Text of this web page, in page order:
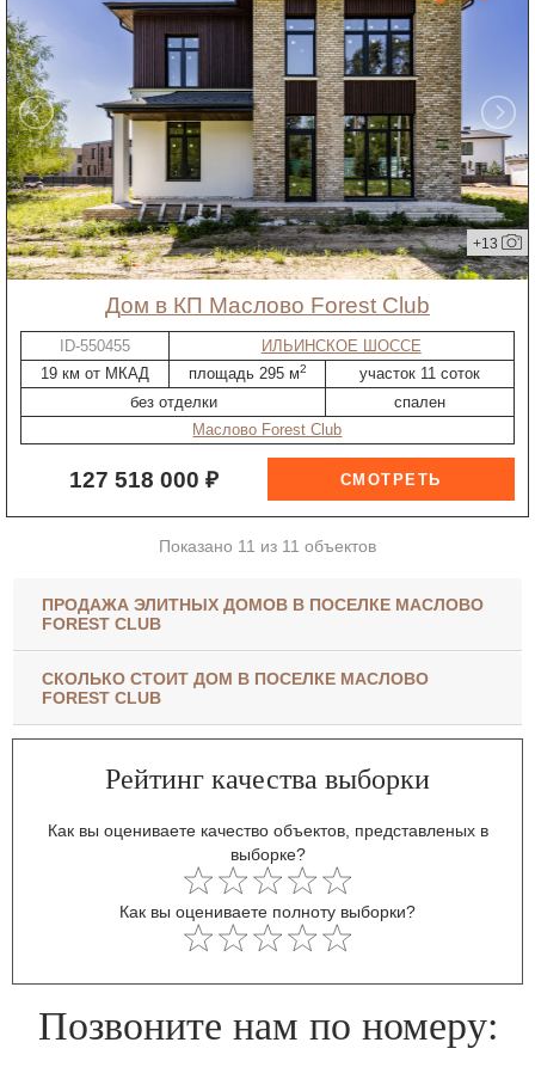
+13
дом в КП Маслово Forest Club
ID-550455
ИЛЬИНСКОЕ ШОССЕ
19 км от МКАД
площадь 295 м2
участок 11 соток
без отделки
спален
Маслово Forest Club
127 518 000 ₽
Показано 11 из 11 объектов
ПРОДАЖА ЭЛИТНЫХ ДОМОВ В ПОСЕЛКЕ МАСЛОВО
FOREST CLUB
СКОЛЬКО СТОИТ ДОМ В ПОСЕЛКЕ МАСЛОВО
FOREST CLUB
Рейтинг качества выборки
Как вы оцениваете качество объектов, представленых в
выборке?
Как вы оцениваете полноту выборки?
Позвоните нам по номеру: